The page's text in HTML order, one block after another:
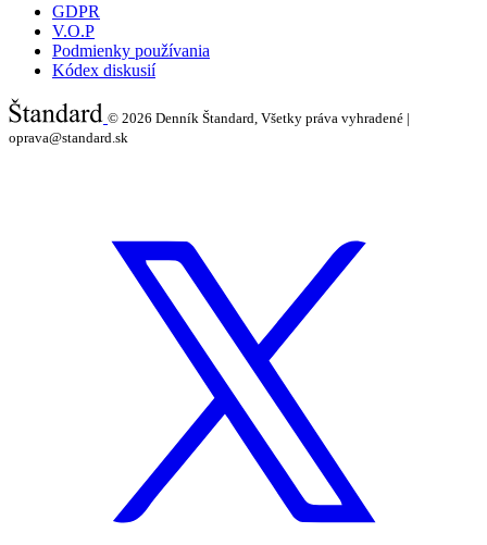
GDPR
V.O.P
Podmienky používania
Kódex diskusií
© 2026 Denník Štandard, Všetky práva vyhradené |
oprava@standard.sk